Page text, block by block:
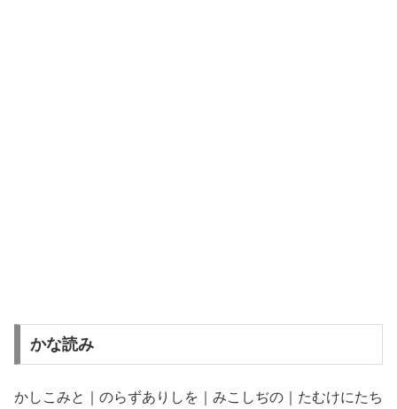
かな読み
かしこみと｜のらずありしを｜みこしぢの｜たむけにたち